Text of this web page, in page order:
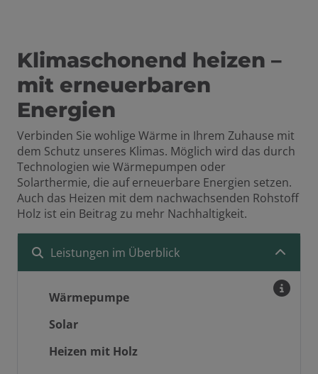
Klimaschonend heizen –
mit erneuerbaren
Energien
Verbinden Sie wohlige Wärme in Ihrem Zuhause mit
dem Schutz unseres Klimas. Möglich wird das durch
Technologien wie Wärmepumpen oder
Solarthermie, die auf erneuerbare Energien setzen.
Auch das Heizen mit dem nachwachsenden Rohstoff
Holz ist ein Beitrag zu mehr Nachhaltigkeit.
Leistungen im Überblick
Wärmepumpe
Solar
Heizen mit Holz